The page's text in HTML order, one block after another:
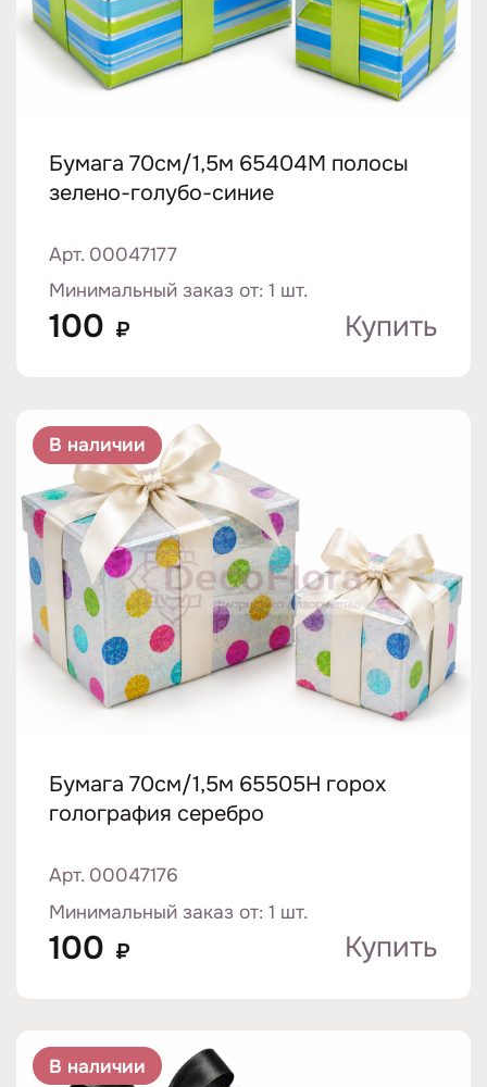
Бумага 70см/1,5м 65404M полосы
зелено-голубо-синие
Арт. 00047177
Минимальный заказ от: 1 шт.
100 ₽ Купить
В наличии
Бумага 70см/1,5м 65505H горох
голография серебро
Арт. 00047176
Минимальный заказ от: 1 шт.
100 ₽ Купить
В наличии